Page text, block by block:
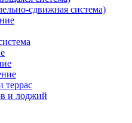
сдвижная система)
террас
и лоджий